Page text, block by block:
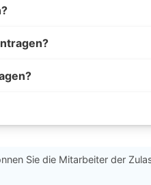
Sie die Mitarbeiter der